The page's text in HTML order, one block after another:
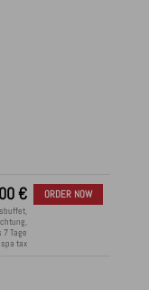
€
7 Tage
tax
ORDER NOW